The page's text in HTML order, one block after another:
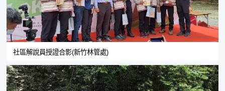
社區解說員授證合影(新竹林管處)